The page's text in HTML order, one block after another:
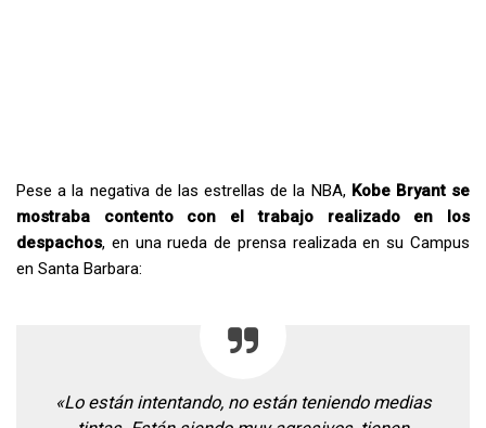
Pese a la negativa de las estrellas de la NBA,Kobe Bryant se
mostraba contento con el trabajo realizado en los
despachos, en una rueda de prensa realizada en su Campus
en Santa Barbara:
«Lo están intentando, no están teniendo medias